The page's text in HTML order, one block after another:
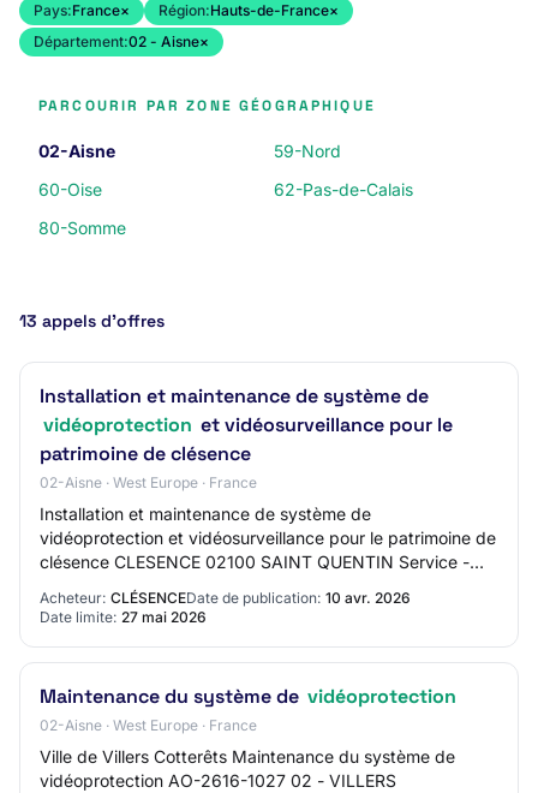
Pays:France× Région:Hauts-de-France×
Département:02 - Aisne×
PARCOURIR PAR ZONE GÉOGRAPHIQUE
02-Aisne
59-Nord
60-Oise
62-Pas-de-Calais
80-Somme
13 appels d’offres
Installation et maintenance de système de
vidéoprotection et vidéosurveillance pour le
patrimoine de clésence
02-Aisne · West Europe · France
Installation et maintenance de système de
vidéoprotection et vidéosurveillance pour le patrimoine de
clésence CLESENCE 02100 SAINT QUENTIN Service -
Appel d'Offres Ouvert € Marché > 90 000 € Date lim…
Acheteur: CLÉSENCEDate de publication: 10 avr. 2026
Date limite: 27 mai 2026
Maintenance du système de vidéoprotection
02-Aisne · West Europe · France
Ville de Villers Cotterêts Maintenance du système de
vidéoprotection AO-2616-1027 02 - VILLERS